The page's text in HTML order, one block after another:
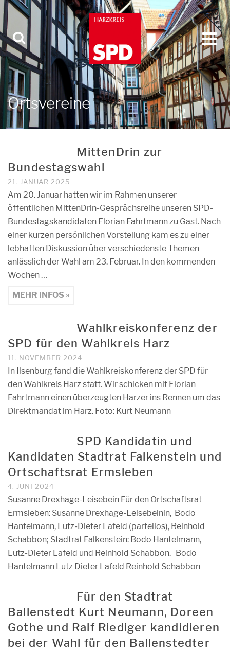
Ortsvereine
MittenDrin zur
Bundestagswahl
21. JANUAR 2025
Am 20. Januar hatten wir im Rahmen unserer
öffentlichen MittenDrin-Gesprächsreihe unseren SPD-
Bundestagskandidaten Florian Fahrtmann zu Gast. Nach
einer kurzen persönlichen Vorstellung kam es zu einer
lebhaften Diskussion über verschiedenste Themen
anlässlich der Wahl am 23. Februar. In den kommenden
Wochen …
MEHR INFOS »
Wahlkreiskonferenz der
SPD für den Wahlkreis Harz
11. NOVEMBER 2024
In Ilsenburg fand die Wahlkreiskonferenz der SPD für
den Wahlkreis Harz statt. Wir schicken mit Florian
Fahrtmann einen überzeugten Harzer ins Rennen um das
Direktmandat im Harz. Foto: Kurt Neumann
SPD Kandidatin und
Kandidaten Stadtrat Falkenstein und
Ortschaftsrat Ermsleben
4. JUNI 2024
Susanne Drexhage-Leisebein Für den Ortschaftsrat
Ermsleben: Susanne Drexhage-Leisebeinin, Bodo
Hantelmann, Lutz-Dieter Lafeld (parteilos), Reinhold
Schabbon; Stadtrat Falkenstein: Bodo Hantelmann,
Lutz-Dieter Lafeld und Reinhold Schabbon. Bodo
Hantelmann Lutz Dieter Lafeld Reinhold Schabbon
Für den Stadtrat
Ballenstedt Kurt Neumann, Doreen
Gothe und Ralf Riediger kandidieren
bei der Wahl für den Ballenstedter